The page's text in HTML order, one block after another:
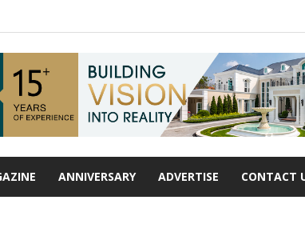
ANNIVERSARY ADVERTISE CONTACT